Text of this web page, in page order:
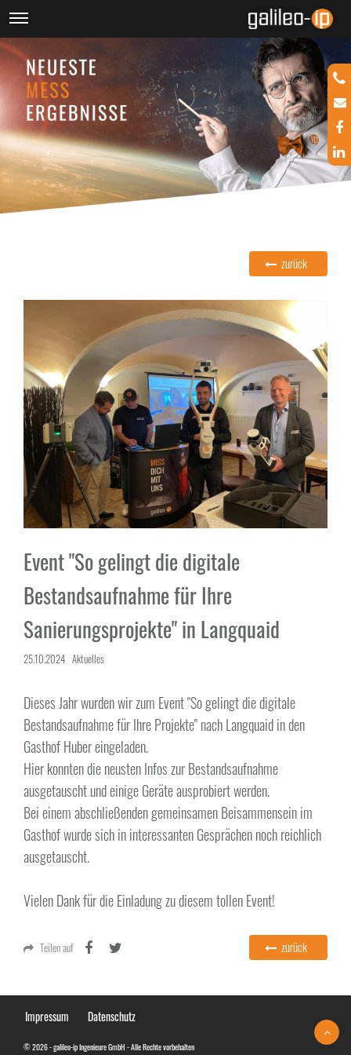
zurück
Event "So gelingt die digitale
Bestandsaufnahme für Ihre
Sanierungsprojekte" in Langquaid
25.10.2024 Aktuelles
Dieses Jahr wurden wir zum Event "So gelingt die digitale
Bestandsaufnahme für Ihre Projekte" nach Langquaid in den
Gasthof Huber eingeladen.
Hier konnten die neusten Infos zur Bestandsaufnahme
ausgetauscht und einige Geräte ausprobiert werden.
Bei einem abschließenden gemeinsamen Beisammensein im
Gasthof wurde sich in interessanten Gesprächen noch reichlich
ausgetauscht.
Vielen Dank für die Einladung zu diesem tollen Event!
Teilen auf zurück
Impressum Datenschutz
© 2026 - galileo-ip Ingenieure GmbH - Alle Rechte vorbehalten